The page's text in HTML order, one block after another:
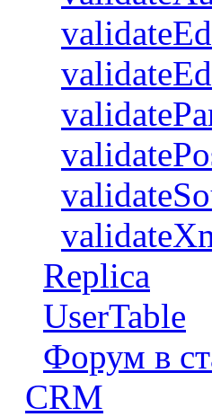
Replica
UserTable
Форум в
CRM